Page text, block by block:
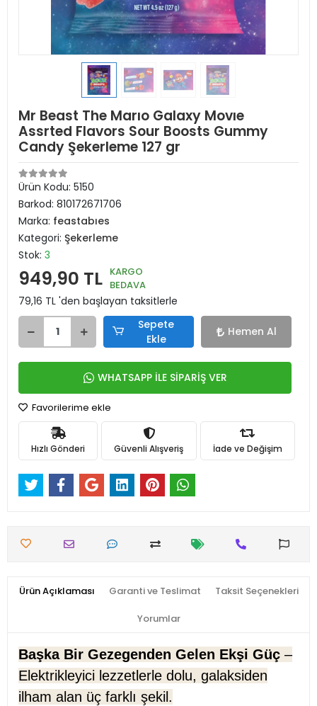
Mr Beast The Marıo Galaxy Movıe
Assrted Flavors Sour Boosts Gummy
Candy Şekerleme 127 gr
Ürün Kodu: 5150
Barkod: 810172671706
Marka: feastabıes
Kategori: Şekerleme
Stok: 3
949,90 TL KARGO
BEDAVA
79,16 TL 'den başlayan taksitlerle
Sepete
Ekle
Hemen Al
WHATSAPP İLE SİPARİŞ VER
Favorilerime ekle
Hızlı Gönderi Güvenli Alışveriş İade ve Değişim
Ürün Açıklaması Garanti ve Teslimat Taksit Seçenekleri
Yorumlar
Başka Bir Gezegenden Gelen Ekşi Güç –
Elektrikleyici lezzetlerle dolu, galaksiden
ilham alan üç farklı şekil.